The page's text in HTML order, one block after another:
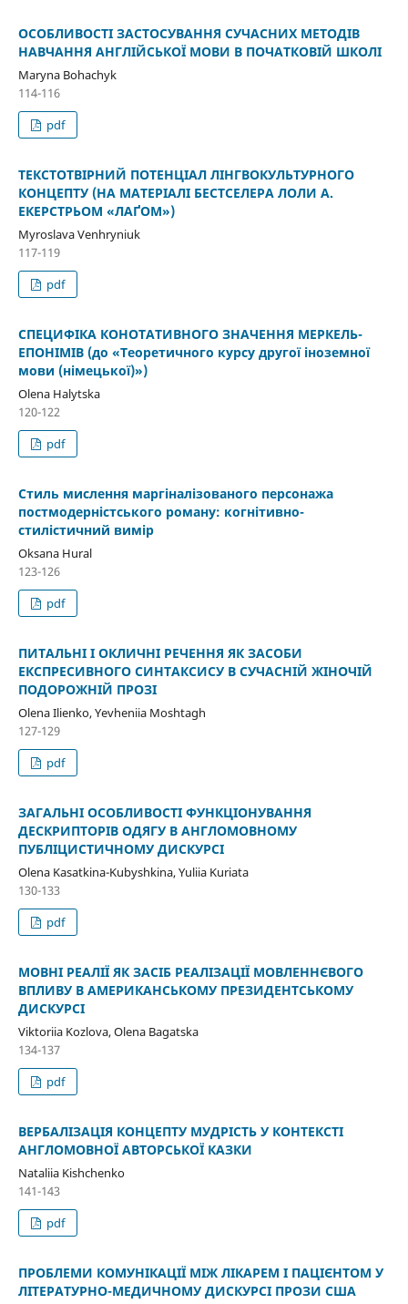
ОСОБЛИВОСТІ ЗАСТОСУВАННЯ СУЧАСНИХ МЕТОДІВ
НАВЧАННЯ АНГЛІЙСЬКОЇ МОВИ В ПОЧАТКОВІЙ ШКОЛІ
Maryna Bohachyk
114-116
pdf
ТЕКСТОТВІРНИЙ ПОТЕНЦІАЛ ЛІНГВОКУЛЬТУРНОГО
КОНЦЕПТУ (НА МАТЕРІАЛІ БЕСТСЕЛЕРА ЛОЛИ А.
ЕКЕРСТРЬОМ «ЛАҐОМ»)
Myroslava Venhryniuk
117-119
pdf
СПЕЦИФІКА КОНОТАТИВНОГО ЗНАЧЕННЯ МЕРКЕЛЬ-
ЕПОНІМІВ (до «Теоретичного курсу другої іноземної
мови (німецької)»)
Olena Halytska
120-122
pdf
Стиль мислення маргіналізованого персонажа
постмодерністського роману: когнітивно-
стилістичний вимір
Oksana Hural
123-126
pdf
ПИТАЛЬНІ І ОКЛИЧНІ РЕЧЕННЯ ЯК ЗАСОБИ
ЕКСПРЕСИВНОГО СИНТАКСИСУ В СУЧАСНІЙ ЖІНОЧІЙ
ПОДОРОЖНІЙ ПРОЗІ
Olena Ilienko, Yevheniia Moshtagh
127-129
pdf
ЗАГАЛЬНІ ОСОБЛИВОСТІ ФУНКЦІОНУВАННЯ
ДЕСКРИПТОРІВ ОДЯГУ В АНГЛОМОВНОМУ
ПУБЛІЦИСТИЧНОМУ ДИСКУРСІ
Olena Kasatkina-Kubyshkina, Yuliia Kuriata
130-133
pdf
МОВНІ РЕАЛІЇ ЯК ЗАСІБ РЕАЛІЗАЦІЇ МОВЛЕННЄВОГО
ВПЛИВУ В АМЕРИКАНСЬКОМУ ПРЕЗИДЕНТСЬКОМУ
ДИСКУРСІ
Viktoriia Kozlova, Olena Bagatska
134-137
pdf
ВЕРБАЛІЗАЦІЯ КОНЦЕПТУ МУДРІСТЬ У КОНТЕКСТІ
АНГЛОМОВНОЇ АВТОРСЬКОЇ КАЗКИ
Nataliia Kishchenko
141-143
pdf
ПРОБЛЕМИ КОМУНІКАЦІЇ МІЖ ЛІКАРЕМ І ПАЦІЄНТОМ У
ЛІТЕРАТУРНО-МЕДИЧНОМУ ДИСКУРСІ ПРОЗИ США